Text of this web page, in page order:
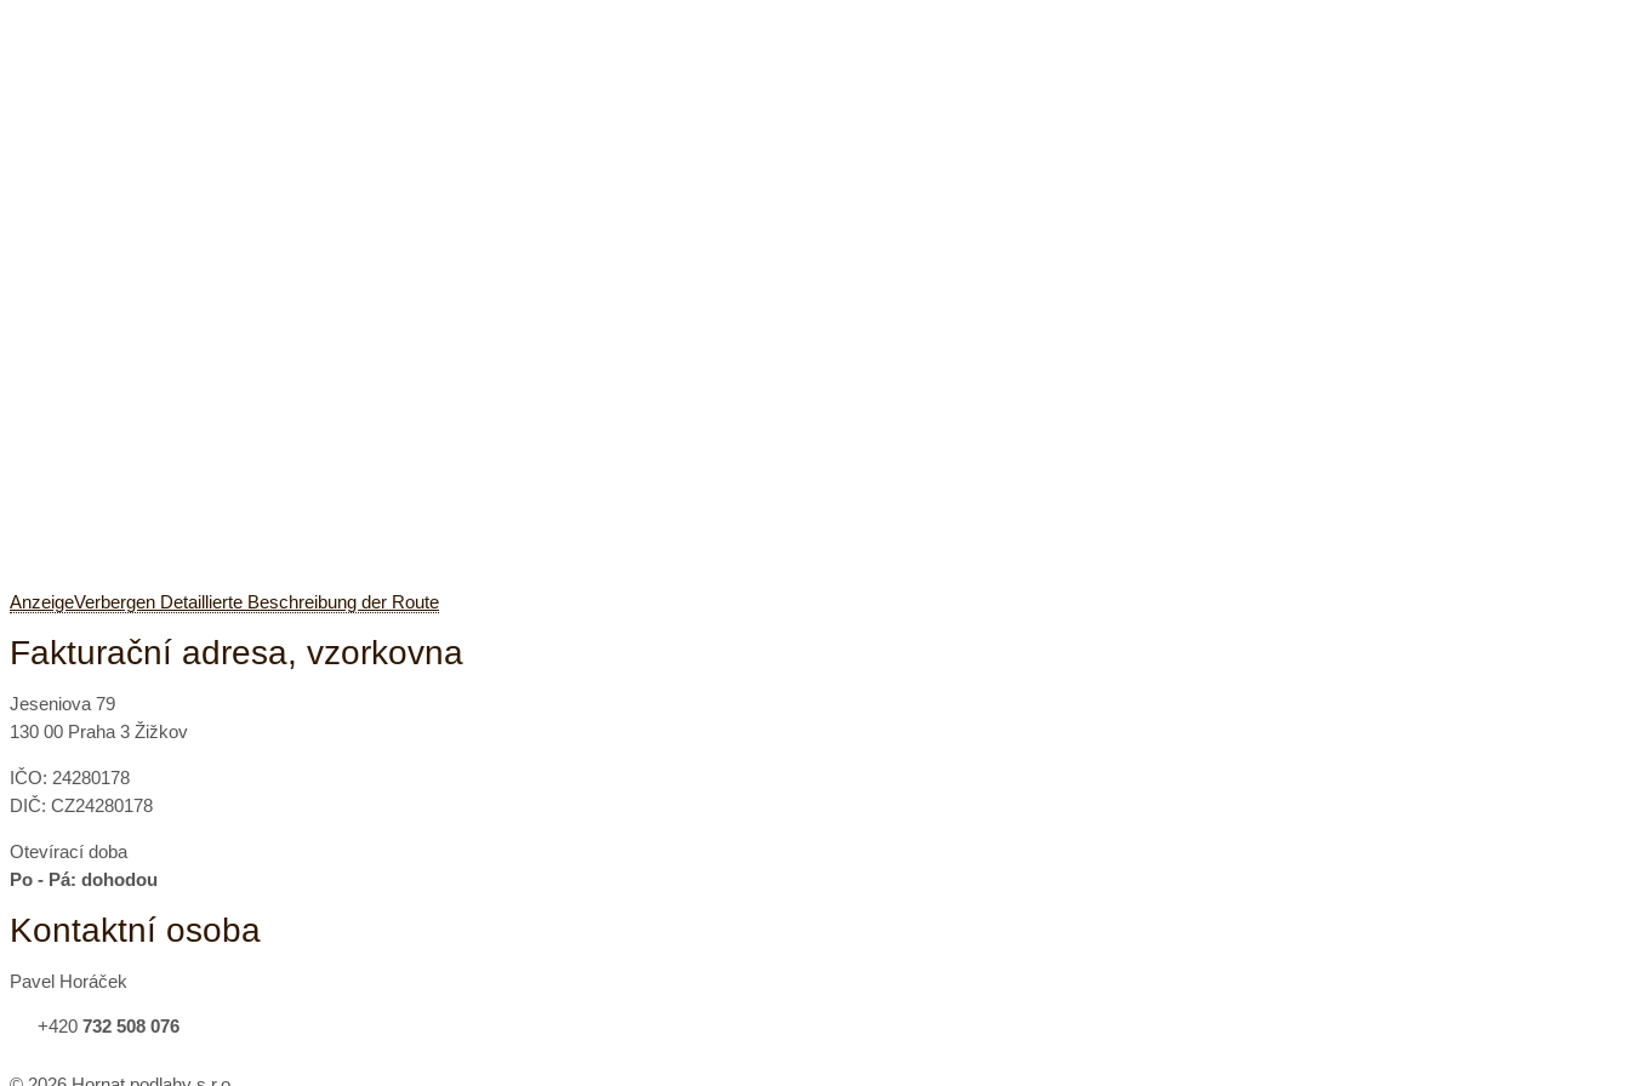
AnzeigeVerbergen Detaillierte Beschreibung der Route
Fakturační adresa, vzorkovna
Jeseniova 79
130 00 Praha 3 Žižkov
IČO: 24280178
DIČ: CZ24280178
Otevírací doba
Po - Pá: dohodou
Kontaktní osoba
Pavel Horáček
+420 732 508 076